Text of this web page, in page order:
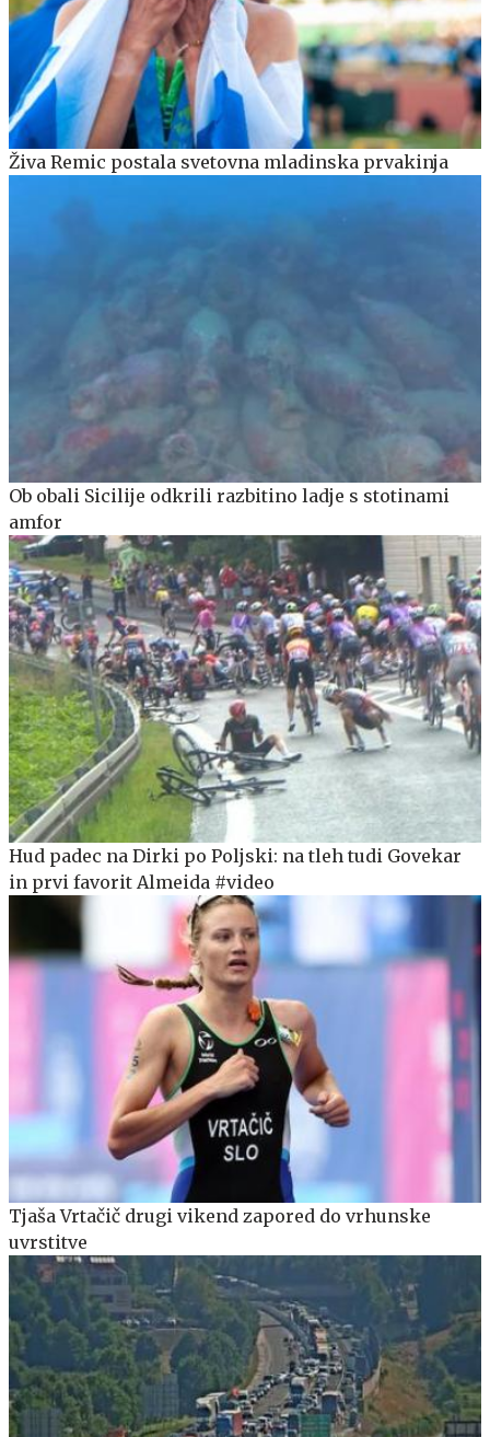
Živa Remic postala svetovna mladinska prvakinja
Ob obali Sicilije odkrili razbitino ladje s stotinami
amfor
Hud padec na Dirki po Poljski: na tleh tudi Govekar
in prvi favorit Almeida #video
Tjaša Vrtačič drugi vikend zapored do vrhunske
uvrstitve